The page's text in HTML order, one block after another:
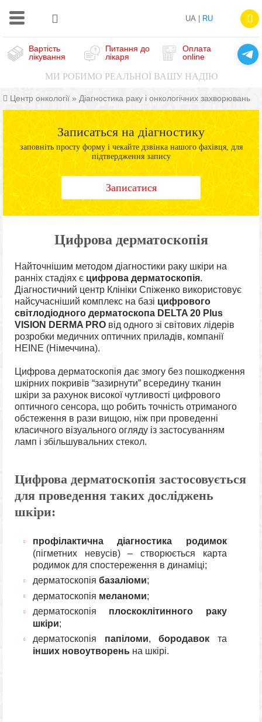
UA | RU
Вартість
лікування
Питання до
лікаря
Оплата
online
МИ РОБИМО РЕАЛЬНОЇ ВАШУ НАДІЮ
Центр онкології » Діагностика раку і онкологічних захворювань
Записаться на діагностику
заповніть просту форму і чекайте дзвінка нашого фахівця, для
підтвердження запису
Записатися
Цифрова дерматоскопія
Найточнішим методом діагностики раку шкіри на
ранніх стадіях є цифрова дерматоскопія.
Діагностичний центр Клініки Спіженко використовує
найсучасніший комплекс на базі цифрового
світлодіодного дерматоскопа DELTA 20 Plus
VISION DERMA PRO від одного зі світових лідерів
розробки медичних оптичних приладів, компанії
HEINE (Німеччина).
Цифрова дерматоскопія дає змогу без пошкодження
шкірних покривів “зазирнути” всередину тканин
шкіри за рахунок високої чутливості цифрового
оптичного сенсора, що робить точність отриманого
обстеження в рази вищою, ніж при проведенні
класичного візуального огляду із застосуванням
ламп і збільшувальних стекол.
Цифрова дерматоскопія застосовується
для проведення таких досліджень
шкіри:
профілактична діагностика родимок
(пігметних невусів) – створюється карта
родимок для спостереження в динаміці;
дерматоскопія базаліоми;
дерматоскопія меланоми;
дерматоскопія плоскоклітинного раку
шкіри;
дерматоскопія папіломи,бородавок та
інших новоутвореньна шкірі.